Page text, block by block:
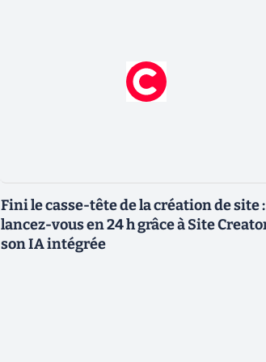
Fini le casse-tête de la création de site :
lancez-vous en 24 h grâce à Site
son IA intégrée